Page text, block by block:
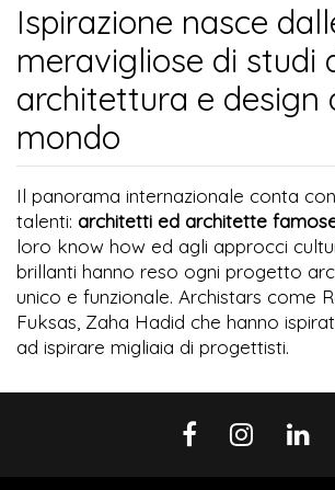
Ispirazione nasce
meravigliose di studi
architettura e design
mondo
Il panorama internazionale conta
talenti: architetti ed architette
loro know how ed agli approcci
brillanti hanno reso ogni progetto
unico e funzionale. Archistars come
Fuksas, Zaha Hadid che hanno
ad ispirare migliaia di progettisti.